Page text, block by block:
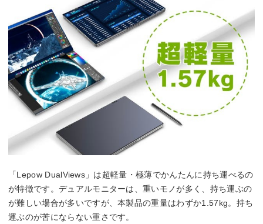
「Lepow DualViews」は超軽量・極薄でかんたんに持ち運べるの
が特徴です。デュアルモニターは、重いモノが多く、持ち運ぶの
が難しい場合が多いですが、本製品の重量はわずか1.57kg。持ち
運ぶのが苦にならない重さです。